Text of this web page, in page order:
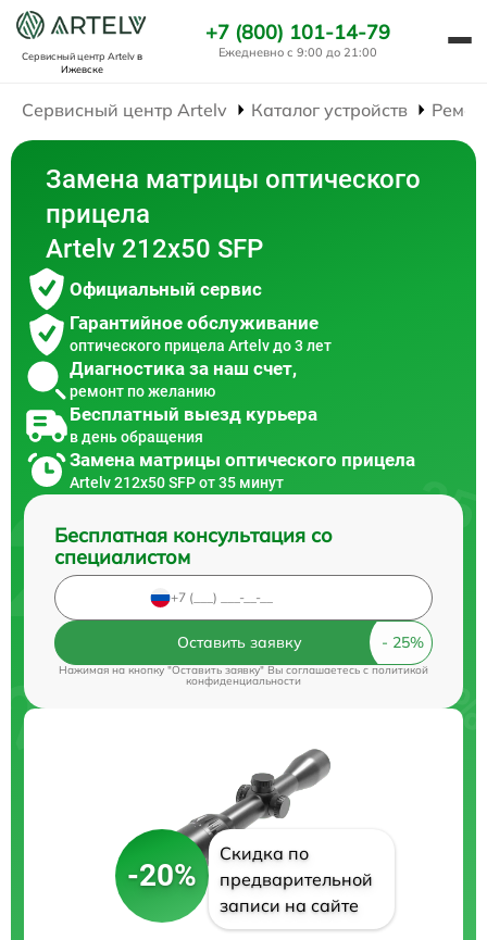
Сервисный центр Artelvв
Ижевске
+7 (800) 101-14-79
Ежедневно с 9:00 до 21:00
Сервисный центр Artelv Каталог устройств
Замена матрицы оптического
прицела
Artelv 212x50 SFP
Официальный сервис
Гарантийное обслуживание
оптического прицела Artelv до 3 лет
Диагностика за наш счет,
ремонт по желанию
Бесплатный выезд курьера
в день обращения
Замена матрицы оптического прицела
Artelv 212x50 SFP от 35 минут
Бесплатная консультация со
специалистом
Оставить заявку
Нажимая на кнопку "Оставить заявку" Вы соглашаетесь cполитикой
конфиденциальности
-20%
Скидка по
предварительной
записи на сайте